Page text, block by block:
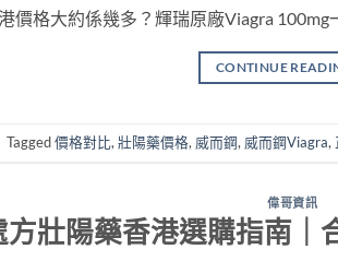
價格大約係幾多？輝瑞原廠Viagra
CONTINUE
Tagged價格對比, 壯陽藥價格, 威而鋼, 威而鋼Viagra,
偉哥資訊
方壯陽藥香港選購指南｜